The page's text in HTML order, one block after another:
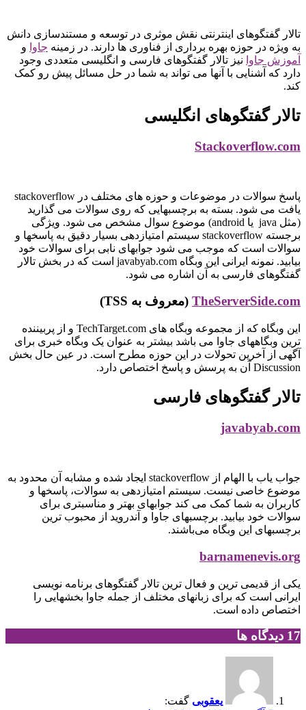
تالار گفتگوهای اینترنتی نقش موثری در توسعه و مستندسازی دانش
به ویژه در حوزه بهره برداری از فناوری ها دارند. در زمینه جاوا و
آموزش جاوا نیز تالار گفتگوهای فارسی و انگلیسی متعددی وجود
دارد که آشنایی با آنها می تواند به شما در حل مسائل پیش رو کمک
کند.
تالار گفتگوهای انگلیسی
Stackoverflow.com
پاسخ سوالات در موضوعات و حوزه های مختلف در stackoverflow
یافت می شود. بسته به برچسبهایی که روی سوالات می گذارید
(مثل java یا android) موضوع سوال مشخص می شود. ویژگی
برجسته stackoverflow سیستم امتیازدهی بسیار دقیق به پاسخها و
سوالات است که موجب می شود جوابهای نابی برای سوالات خود
بیابید. نمونه ایرانی این وبگاه javabyab.com است که در بخش تالار
گفتگوهای فارسی به آن اشاره می شود.
TheServerSide.com (معروف به TSS)
این وبگاه که از مجموعه وبگاه های TechTarget.com و از پربیننده
ترین وبگاههای جاوا می باشد بیشتر به عنوان یک وبگاه خبری برای
آگهی از آخرین تحولات در این حوزه مطرح است. در عین حال بخش
Discussion آن به پرسش و پاسخ اختصاص دارد.
تالار گفتگوهای فارسی
javabyab.com
جواب یاب با الهام از stackoverflow ایجاد شده و مشابه آن محدود به
موضوع خاصی نیست. سیستم امتیازدهی به سوالات، پاسخها و
کاربران به شما کمک می کند جوابهای بهتر و مناسبتری برای
سوالات خود بیابید. برچسبهای جاوا و آندروید از محبوب ترین
برچسبهای این وبگاه می‌باشند.
barnamenevis.org
یکی از قدیمی ترین و فعال ترین تالار گفتگوهای برنامه نویسی
ایرانی است که برای زبانهای مختلف از جمله جاوا بخشهایی را
اختصاص داده است.
‫17 دیدگاه ها
یعقوبی گفت: